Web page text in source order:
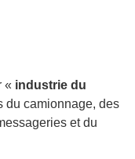
« industrie du
du camionnage, des
et du